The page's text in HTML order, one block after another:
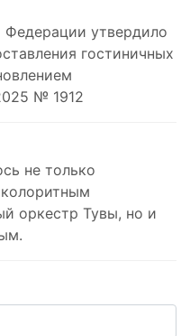
Федерации утвердило
гостиничных
№ 1912
не только
оркестр Тувы, но и